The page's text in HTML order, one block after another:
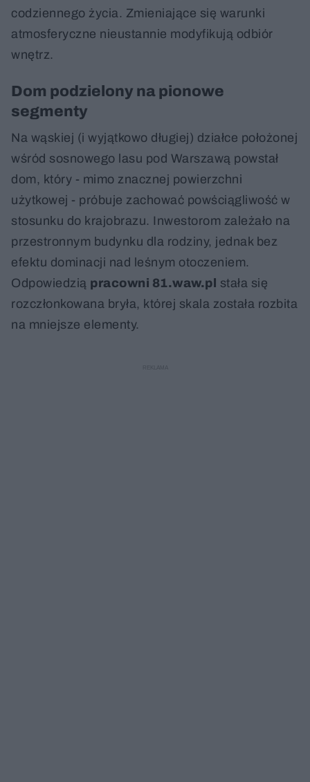
codziennego życia. Zmieniające się warunki
atmosferyczne nieustannie modyfikują odbiór
wnętrz.
Dom podzielony na pionowe
segmenty
Na wąskiej (i wyjątkowo długiej) działce położonej
wśród sosnowego lasu pod Warszawą powstał
dom, który - mimo znacznej powierzchni
użytkowej - próbuje zachować powściągliwość w
stosunku do krajobrazu. Inwestorom zależało na
przestronnym budynku dla rodziny, jednak bez
efektu dominacji nad leśnym otoczeniem.
Odpowiedzią pracowni 81.waw.pl stała się
rozczłonkowana bryła, której skala została rozbita
na mniejsze elementy.